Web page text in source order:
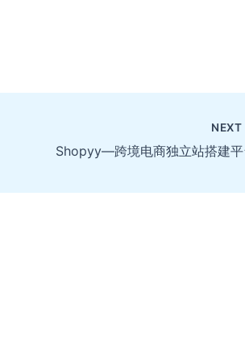
NEXT
Shopyy—跨境电商独立站搭建